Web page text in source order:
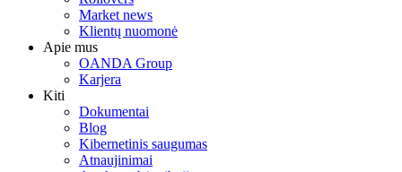
Market news
Klientų nuomonė
Apie mus
OANDA Group
Karjera
Kiti
Dokumentai
Blog
Kibernetinis saugumas
Atnaujinimai